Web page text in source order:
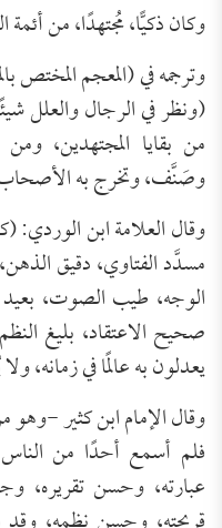
وكان ذكيًّا، مُجتهدًا، من أئمة
وترجمه في (المعجم المختص
(ونظر في الرجال والعلل
من بقايا المجتهدين،
وصَنَّف، وتخرج به
وقال العلامة ابن الوردي:
مسدَّد الفتاوي، دقيق
الوجه، طيب الصوت،
صحيح الاعتقاد، بليغ
يعدلون به عالمًا في زمانه،
وقال الإمام ابن كثير -
فلم أسمع أحدًا من
عبارته، وحسن تقريره،